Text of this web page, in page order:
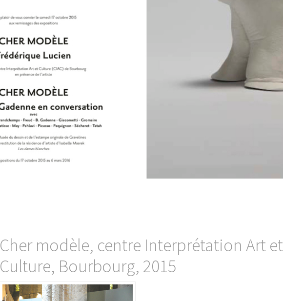
Cher modèle, centre Interprétation Art et
Culture, Bourbourg, 2015